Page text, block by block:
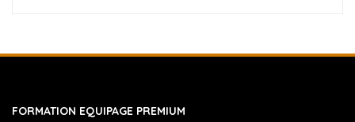
2023/06/16
FORMATION EQUIPAGE PREMIUM